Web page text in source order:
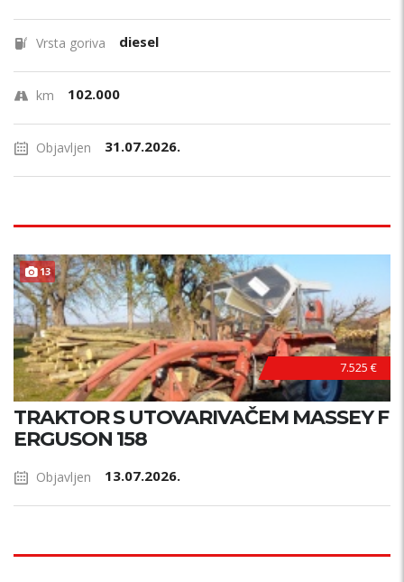
Vrsta goriva diesel
km 102.000
Objavljen 31.07.2026.
13
7.525 €
TRAKTOR S UTOVARIVAČEM MASSEY F
ERGUSON 158
Objavljen 13.07.2026.